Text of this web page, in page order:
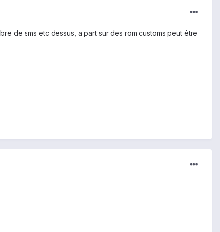
de sms etc dessus, a part sur des rom customs peut être